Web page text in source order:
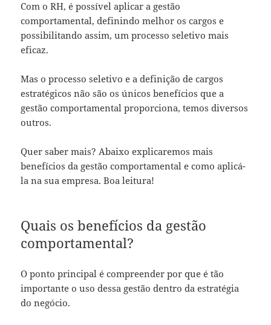
Com o RH, é possível aplicar a gestão
comportamental, definindo melhor os cargos e
possibilitando assim, um processo seletivo mais
eficaz.
Mas o processo seletivo e a definição de cargos
estratégicos não são os únicos benefícios que a
gestão comportamental proporciona, temos diversos
outros.
Quer saber mais? Abaixo explicaremos mais
benefícios da gestão comportamental e como aplicá-
la na sua empresa. Boa leitura!
Quais os benefícios da gestão
comportamental?
O ponto principal é compreender por que é tão
importante o uso dessa gestão dentro da estratégia
do negócio.